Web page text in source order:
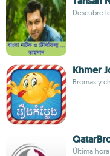
Descubre
Khmer
Bromas y
Última